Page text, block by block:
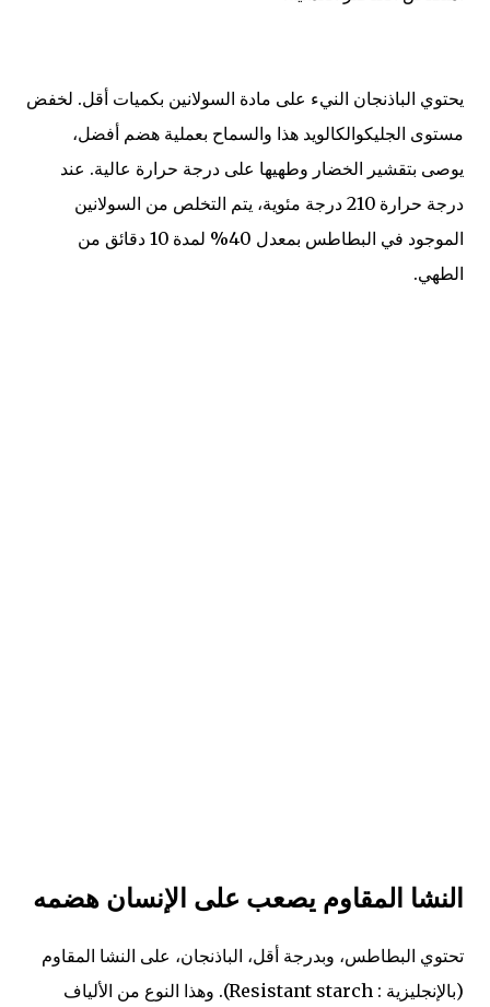
يحتوي الباذنجان النيء على مادة السولانين بكميات أقل. لخفض
مستوى الجليكوالكالويد هذا والسماح بعملية هضم أفضل،
يوصى بتقشير الخضار وطهيها على درجة حرارة عالية. عند
درجة حرارة 210 درجة مئوية، يتم التخلص من السولانين
الموجود في البطاطس بمعدل 40% لمدة 10 دقائق من
الطهي.
النشا المقاوم يصعب على الإنسان هضمه
تحتوي البطاطس، وبدرجة أقل، الباذنجان، على النشا المقاوم
(بالإنجليزية : Resistant starch). وهذا النوع من الألياف